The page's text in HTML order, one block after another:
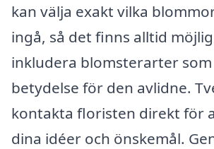
kan välja exakt vilka
ingå, så det finns alltid
inkludera blomsterarter
betydelse för den avlidne.
kontakta floristen direkt för
dina idéer och önskemål.